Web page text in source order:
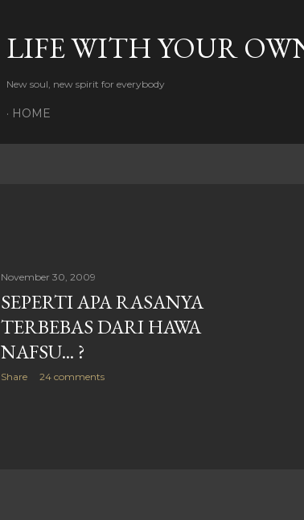
LIFE WITH YOUR
New soul, new spirit for everybody
HOME
November 30, 2009
SEPERTI APA RASANYA
TERBEBAS DARI HAWA
NAFSU... ?
Share 24 comments